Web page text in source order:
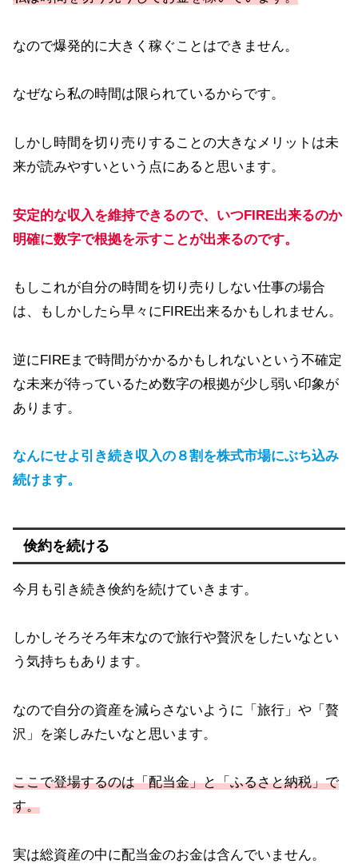
なので爆発的に大きく稼ぐことはできません。
なぜなら私の時間は限られているからです。
しかし時間を切り売りすることの大きなメリットは未
来が読みやすいという点にあると思います。
安定的な収入を維持できるので、いつFIRE出来るのか
明確に数字で根拠を示すことが出来るのです。
もしこれが自分の時間を切り売りしない仕事の場合
は、もしかしたら早々にFIRE出来るかもしれません。
逆にFIREまで時間がかかるかもしれないという不確定
な未来が待っているため数字の根拠が少し弱い印象が
あります。
なんにせよ引き続き収入の８割を株式市場にぶち込み
続けます。
倹約を続ける
今月も引き続き倹約を続けていきます。
しかしそろそろ年末なので旅行や贅沢をしたいなとい
う気持ちもあります。
なので自分の資産を減らさないように「旅行」や「贅
沢」を楽しみたいなと思います。
ここで登場するのは「配当金」と「ふるさと納税」で
す。
実は総資産の中に配当金のお金は含んでいません。